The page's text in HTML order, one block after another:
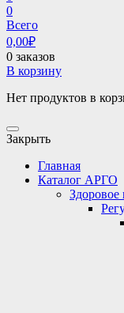
0
Всего
0,00₽
0 заказов
В корзину
Нет продуктов в
Закрыть
Главная
Каталог АРГО
Здоровое